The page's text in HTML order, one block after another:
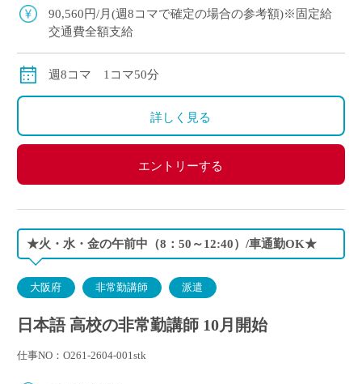
ト！ 自動車通勤可
90,560円/月(週8コマで確定の場合の参考額)※固定給
交通費全額支給
週8コマ 1コマ50分
詳しく見る
エントリーする
★火・水・金の午前中（8：50～12:40）/車通勤OK★
大阪府 非常勤講師 派遣
日本語 高校の非常勤講師 10月開始
仕事NO：O261-2604-001stk